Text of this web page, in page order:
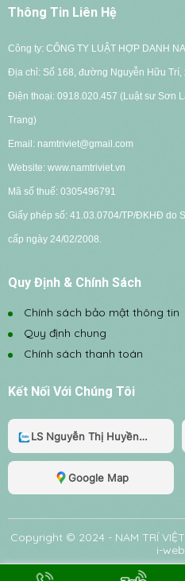
Thông Tin Liên Hệ
Công ty: CÔNG TY LUẬT HỢP DANH
Địa chỉ: Số 168, đường Nguyễn Hữu Trí,
Điện thoại: 0918.020.457 (Luật sư Sơn
Trang)
Email: namtriviet@gmail.com
Website: www.namtriviet.vn
Mã số thuế: 0305496791
Giấy phép số: 41.03.0704/TP/ĐKHĐ do
cấp ngày 24/02/2008.
Quy Định & Chính Sách
Chính sách bảo mật thông tin
Quy định chung
Chính sách thanh toán
Kết Nối Với Chúng Tôi
LS Nguyễn Thị Huyền
Google Map
Copyright © 2024 - NAM TRÍ VIỆT
i-